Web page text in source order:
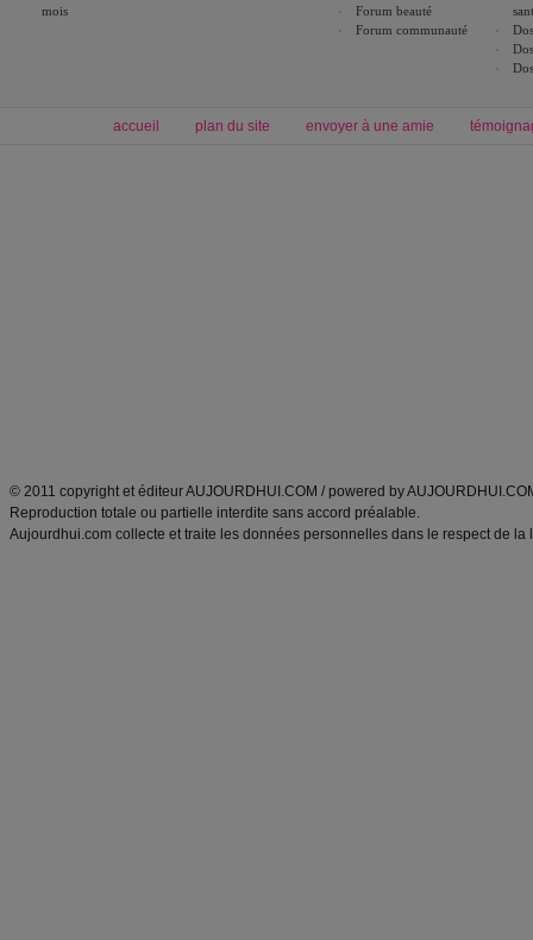
mois
Forum beauté
Forum communauté
accueil plan du site envoyer à une amie
© 2011 copyright et éditeur AUJOURDHUI.COM / powered by
Reproduction totale ou partielle interdite sans accord préalable.
Aujourdhui.com collecte et traite les données personnelles dans le respect de